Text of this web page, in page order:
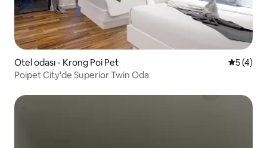
Otel odası - Krong Poi Pet 55 (4)
Poipet City'de Superior Twin Oda